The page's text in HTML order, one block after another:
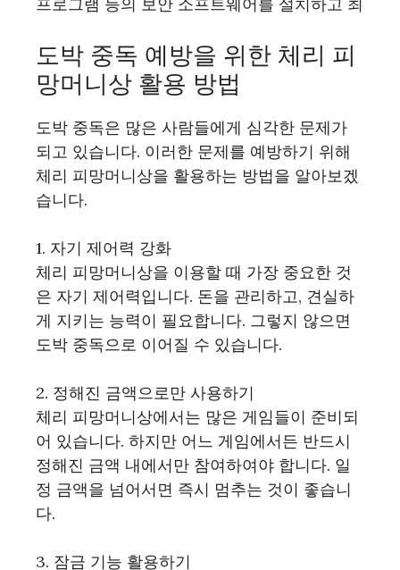
도박 중독 예방을 위한 체리 피
망머니상 활용 방법
도박 중독은 많은 사람들에게 심각한 문제가
되고 있습니다. 이러한 문제를 예방하기 위해
체리 피망머니상을 활용하는 방법을 알아보겠
습니다.
1. 자기 제어력 강화
체리 피망머니상을 이용할 때 가장 중요한 것
은 자기 제어력입니다. 돈을 관리하고, 견실하
게 지키는 능력이 필요합니다. 그렇지 않으면
도박 중독으로 이어질 수 있습니다.
2. 정해진 금액으로만 사용하기
체리 피망머니상에서는 많은 게임들이 준비되
어 있습니다. 하지만 어느 게임에서든 반드시
정해진 금액 내에서만 참여하여야 합니다. 일
정 금액을 넘어서면 즉시 멈추는 것이 좋습니
다.
3. 잠금 기능 활용하기